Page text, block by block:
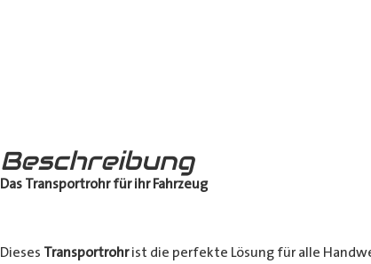
Beschreibung
Das Transportrohr für ihr Fahrzeug
Dieses Transportrohrist die perfekte Lösung für alle